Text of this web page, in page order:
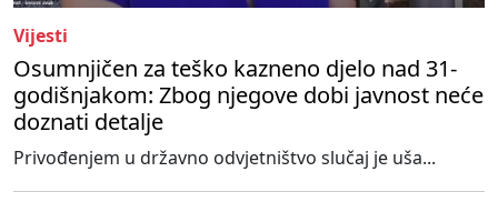
Vijesti
Osumnjičen za teško kazneno djelo nad 31-
godišnjakom: Zbog njegove dobi javnost neće
doznati detalje
Privođenjem u državno odvjetništvo slučaj je uša...